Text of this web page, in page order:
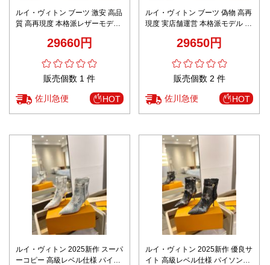
ルイ・ヴィトン ブーツ 激安 高品
質 高再現度 本格派レザーモデル
製 安心サイト 芸能人愛用
29660円
販売個数 1 件
佐川急便 HOT
ルイ・ヴィトン ブーツ 偽物 高再
現度 実店舗運営 本格派モデル 丁
様 安心サイト 激安通販
29650円
販売個数 2 件
佐川急便 HOT
ルイ・ヴィトン 2025新作 スーパ
ーコピー 高級レベル仕様 パイソ
ルイ・ヴィトン 2025新作 優良サ
イト 高級レベル仕様 パイソン柄